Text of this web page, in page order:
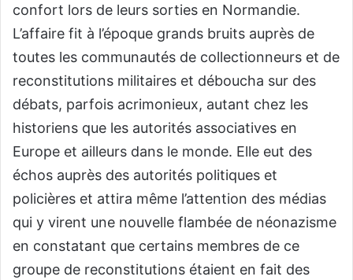
confort lors de leurs sorties en Normandie.
L’affaire fit à l’époque grands bruits auprès de
toutes les communautés de collectionneurs et de
reconstitutions militaires et déboucha sur des
débats, parfois acrimonieux, autant chez les
historiens que les autorités associatives en
Europe et ailleurs dans le monde. Elle eut des
échos auprès des autorités politiques et
policières et attira même l’attention des médias
qui y virent une nouvelle flambée de néonazisme
en constatant que certains membres de ce
groupe de reconstitutions étaient en fait des